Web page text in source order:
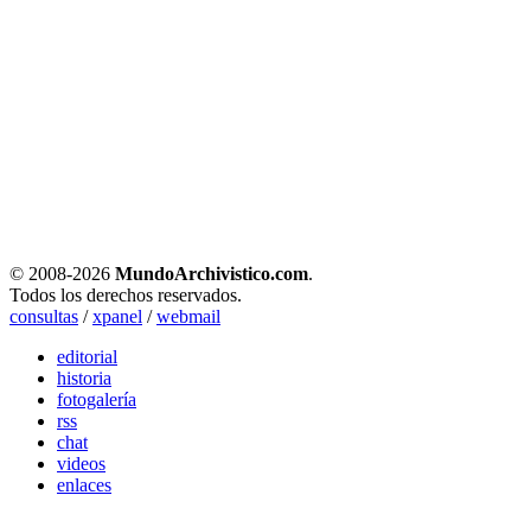
© 2008-2026 MundoArchivistico.com.
Todos los derechos reservados.
consultas /xpanel /webmail
editorial
historia
fotogalería
rss
chat
videos
enlaces